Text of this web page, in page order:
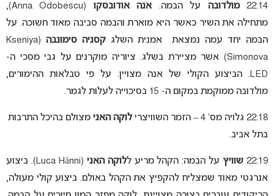
22:14מולדובה על הבמה.אנה אודובסקו
(Anna Odobescu),
מתחילה את השיר כאשר היא מוארת והבמה סביבה מאוד חשוכה. על
הבמה יחד עמה נמצאת אמנית השלג קסניה סימונבה
(Kseniya
Simonova) אשר מציירת בשלג. ציוריה מוקרנים על גבי מסכי ה-
LED. הביצוע הקולי של אנה מצויין. על פי טבלאות ההימורים,
מולדובה ממוקמת במקום ה- 15 בסיכוייה לעלות לגמר.
22:18 גלויה מס’ 4 – הזמר השוויצרי לוקה האני מצולם בהיכל התרבות
בתל אביב.
22:19 שוויץ על הבמה: הקהל מריע ללוקה האני
(Luca Hänni). ביצוע
אנרגטי מאוד שמצליח להקפיץ את הקהל באולם. ביצוע קולי מעולה,